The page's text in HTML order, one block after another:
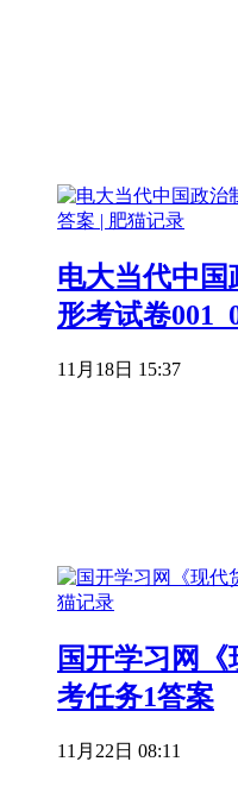
电大当代中国
形考试卷
11月18日 15:37
国开学习网
考任务1答案
11月22日 08:11